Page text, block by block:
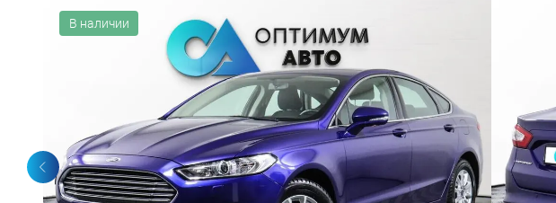
В наличии